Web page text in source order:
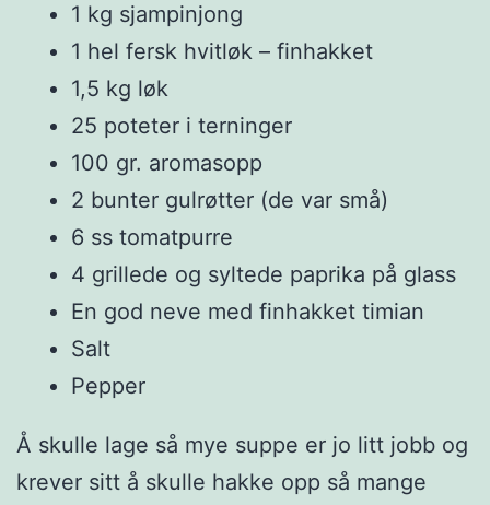
1 kg sjampinjong
1 hel fersk hvitløk – finhakket
1,5 kg løk
25 poteter i terninger
100 gr. aromasopp
2 bunter gulrøtter (de var små)
6 ss tomatpurre
4 grillede og syltede paprika på glass
En god neve med finhakket timian
Salt
Pepper
Å skulle lage så mye suppe er jo litt jobb og
krever sitt å skulle hakke opp så mange